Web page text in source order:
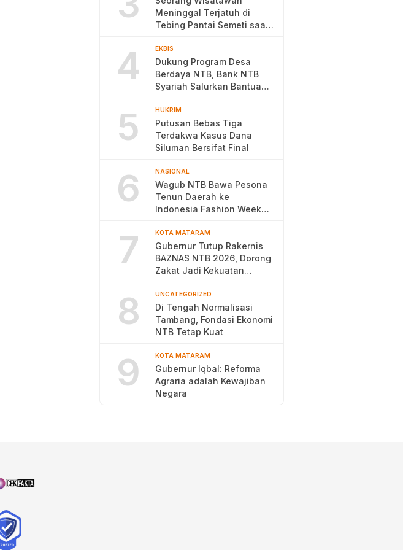
Meninggal Terjatuh di
Tebing Pantai Semeti saat
4 EKBIS
Dukung Program Desa
Berdaya NTB, Bank NTB
Syariah Salurkan Bantuan
5 HUKRIM
Putusan Bebas Tiga
Terdakwa Kasus Dana
Siluman Bersifat Final
6 NASIONAL
Wagub NTB Bawa Pesona
Tenun Daerah ke
Indonesia Fashion Week
7 KOTA MATARAM
Gubernur Tutup Rakernis
BAZNAS NTB 2026, Dorong
Zakat Jadi Kekuatan
8 UNCATEGORIZED
Di Tengah Normalisasi
Tambang, Fondasi Ekonomi
NTB Tetap Kuat
9 KOTA MATARAM
Gubernur Iqbal: Reforma
Agraria adalah Kewajiban
Negara